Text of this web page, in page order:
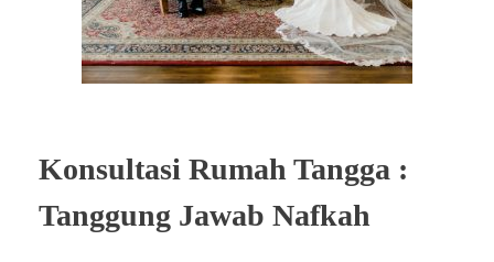
Konsultasi Rumah Tangga :
Tanggung Jawab Nafkah